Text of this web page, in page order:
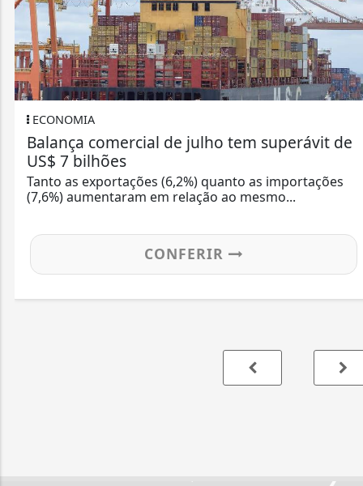
ECONOMIA
Balança comercial de julho tem superávit de
US$ 7 bilhões
Tanto as exportações (6,2%) quanto as importações
(7,6%) aumentaram em relação ao mesmo...
CONFERIR